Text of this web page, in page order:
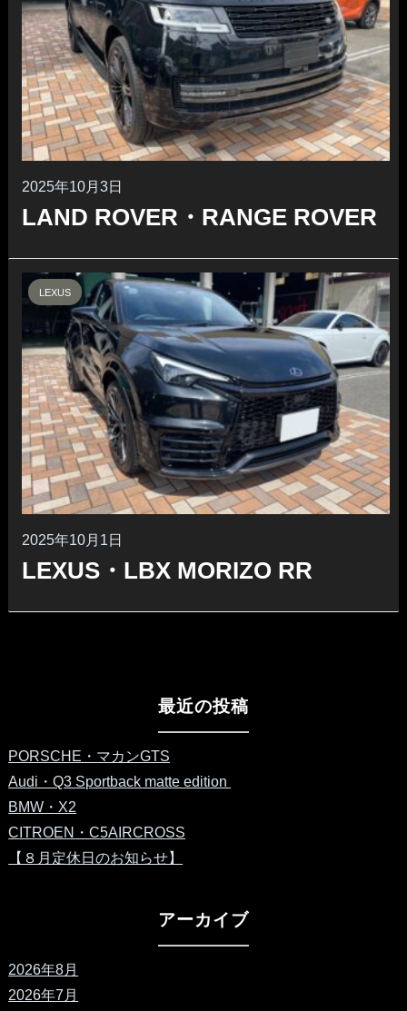
2025年10月3日
LAND ROVER・RANGE ROVER
LEXUS
2025年10月1日
LEXUS・LBX MORIZO RR
最近の投稿
PORSCHE・マカンGTS
Audi・Q3 Sportback matte edition
BMW・X2
CITROEN・C5AIRCROSS
【８月定休日のお知らせ】
アーカイブ
2026年8月
2026年7月